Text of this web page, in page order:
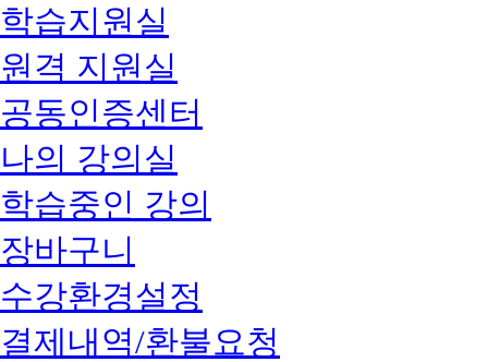
학습지원실
원격 지원실
공동인증센터
나의 강의실
학습중인 강의
장바구니
수강환경설정
결제내역/환불요청